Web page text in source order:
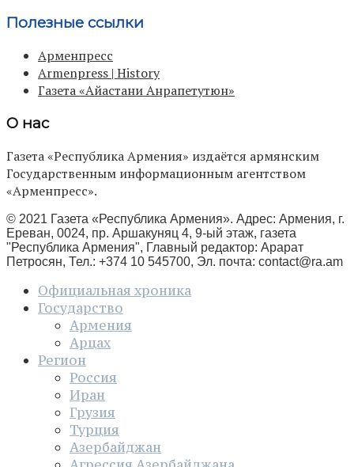
Полезные ссылки
Арменпресс
Armenpress | History
Газета «Айастани Анрапетутюн»
О нас
Газета «Республика Армения» издаётся армянским
Государственным информационным агентством
«Арменпресс».
© 2021 Газета «Республика Армения». Адрес: Армения, г.
Ереван, 0024, пр. Аршакуняц 4, 9-ый этаж, газета
"Республика Армения", Главный редактор: Арарат
Петросян, Тел.: +374 10 545700, Эл. почта: contact@ra.am
Официальная хроника
Государство
Армения
Арцах
Регион
Россия
Иран
Грузия
Турция
Азербайджан